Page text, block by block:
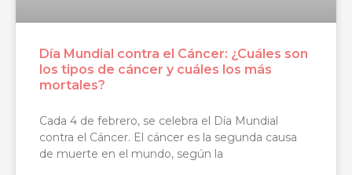
Día Mundial contra el Cáncer: ¿Cuáles son
los tipos de cáncer y cuáles los más
mortales?
Cada 4 de febrero, se celebra el Día Mundial
contra el Cáncer. El cáncer es la segunda causa
de muerte en el mundo, según la